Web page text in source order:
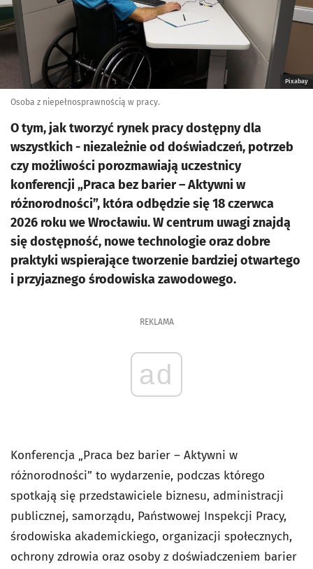
Pixabay
Osoba z niepełnosprawnością w pracy.
O tym, jak tworzyć rynek pracy dostępny dla
wszystkich - niezależnie od doświadczeń, potrzeb
czy możliwości porozmawiają uczestnicy
konferencji „Praca bez barier – Aktywni w
różnorodności”, która odbędzie się 18 czerwca
2026 roku we Wrocławiu. W centrum uwagi znajdą
się dostępność, nowe technologie oraz dobre
praktyki wspierające tworzenie bardziej otwartego
i przyjaznego środowiska zawodowego.
REKLAMA
ad
Konferencja „Praca bez barier – Aktywni w
różnorodności” to wydarzenie, podczas którego
spotkają się przedstawiciele biznesu, administracji
publicznej, samorządu, Państwowej Inspekcji Pracy,
środowiska akademickiego, organizacji społecznych,
ochrony zdrowia oraz osoby z doświadczeniem barier